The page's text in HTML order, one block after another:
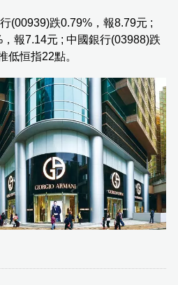
(00939)跌0.79%，報8.79元 ;
報7.14元 ; 中國銀行(03988)跌
低恒指22點。